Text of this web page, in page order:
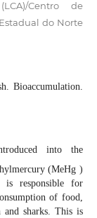
Centro de
do Norte
Bioaccumulation.
into the
(MeHg )
responsible for
of food,
and sharks. This is